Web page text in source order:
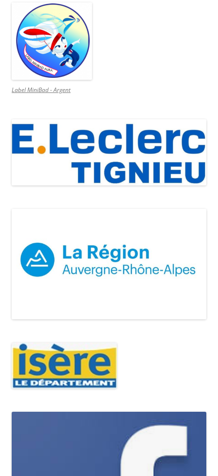
Label MiniBad - Argent